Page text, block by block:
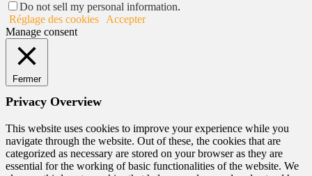
Do not sell my personal information.
Réglage des cookies
Accepter
Manage consent
Fermer
Privacy Overview
This website uses cookies to improve your experience while you
navigate through the website. Out of these, the cookies that are
categorized as necessary are stored on your browser as they are
essential for the working of basic functionalities of the website. We